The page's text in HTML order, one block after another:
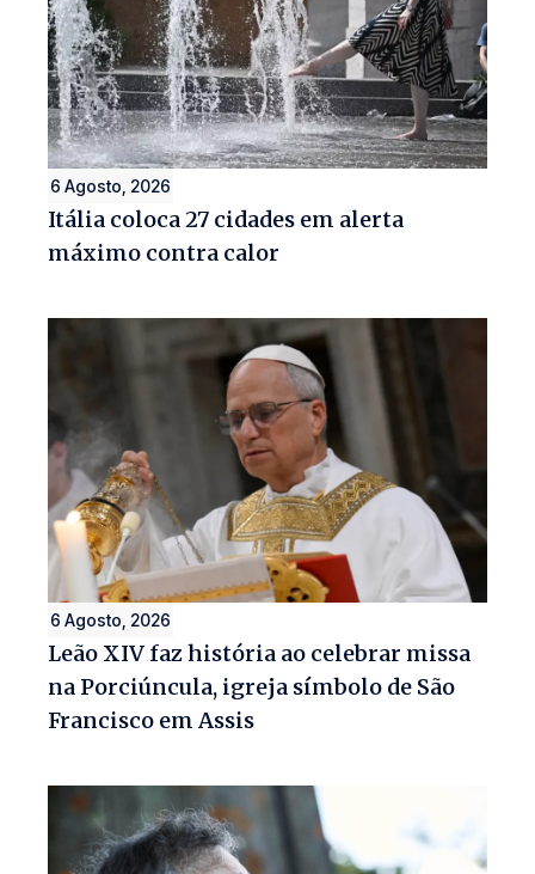
6 Agosto, 2026
Itália coloca 27 cidades em alerta
máximo contra calor
6 Agosto, 2026
Leão XIV faz história ao celebrar missa
na Porciúncula, igreja símbolo de São
Francisco em Assis